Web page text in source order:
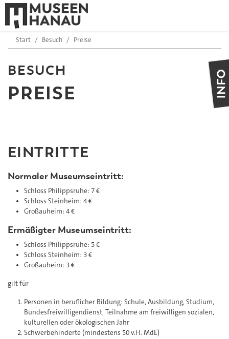
Start Besuch Preise
PREISE
EINTRITTE
Normaler Museumseintritt:
Schloss Philippsruhe: 7 €
Schloss Steinheim: 4 €
Großauheim: 4 €
Ermäßigter Museumseintritt:
Schloss Philippsruhe: 5 €
Schloss Steinheim: 3 €
Großauheim: 3 €
gilt für
Personen in beruflicher Bildung: Schule, Ausbildung, Studium,
Bundesfreiwilligendienst, Teilnahme am freiwilligen sozialen,
kulturellen oder ökologischen Jahr
Schwerbehinderte (mindestens 50 v.H. MdE)